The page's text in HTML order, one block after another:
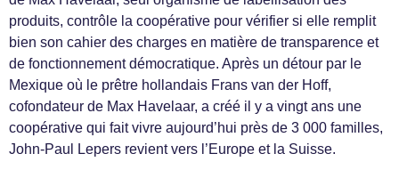
produits, contrôle la coopérative pour vérifier si elle remplit
bien son cahier des charges en matière de transparence et
de fonctionnement démocratique. Après un détour par le
Mexique où le prêtre hollandais Frans van der Hoff,
cofondateur de Max Havelaar, a créé il y a vingt ans une
coopérative qui fait vivre aujourd’hui près de 3 000 familles,
John-Paul Lepers revient vers l’Europe et la Suisse.